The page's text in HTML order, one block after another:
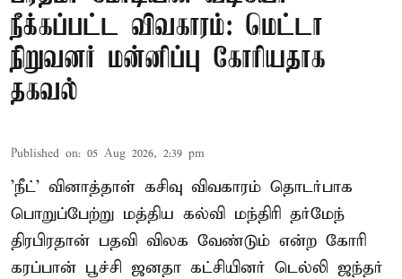
நீக்கப்பட்ட விவகாரம்: மெட்டா
நிறுவனர் மன்னிப்பு கோரியதாக
தகவல்
Published on: 05 Aug 2026, 2:39 pm
'நீட்' வினாத்தாள் கசிவு விவகாரம் தொடர்பாக
பொறுப்பேற்று மத்திய கல்வி மந்திரி தர்மேந்
திரபிரதான் பதவி விலக வேண்டும் என்ற கோரி
கரப்பான் பூச்சி ஜனதா கட்சியினர் டெல்லி ஜந்தர்